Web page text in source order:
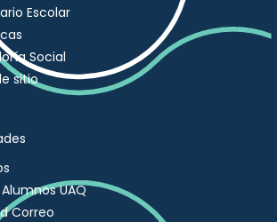
Escolar
Social
sitio
UAQ
Correo